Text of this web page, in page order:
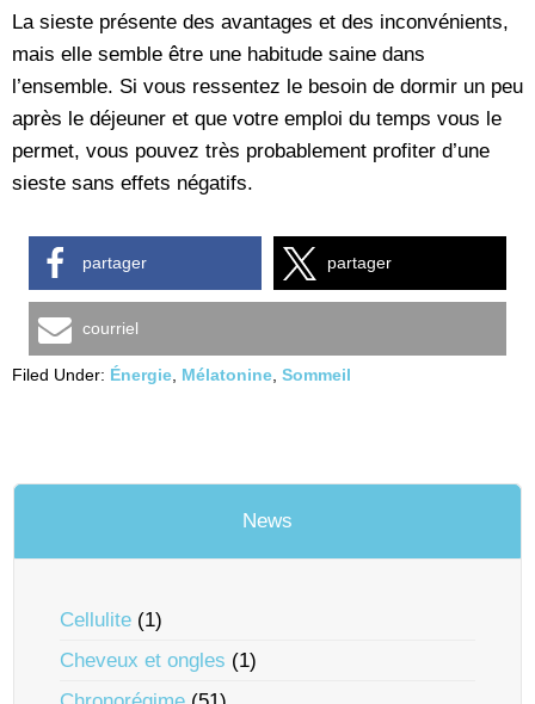
La sieste présente des avantages et des inconvénients,
mais elle semble être une habitude saine dans
l’ensemble. Si vous ressentez le besoin de dormir un peu
après le déjeuner et que votre emploi du temps vous le
permet, vous pouvez très probablement profiter d’une
sieste sans effets négatifs.
partager partager
courriel
Filed Under: Énergie Mélatonine Sommeil
News
Cellulite (1)
Cheveux et ongles (1)